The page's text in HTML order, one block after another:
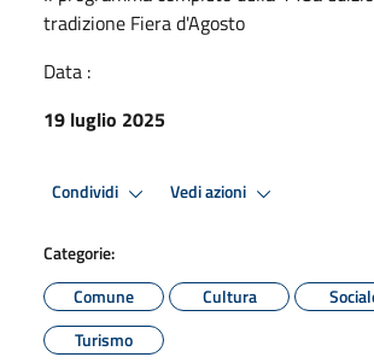
tradizione Fiera d'Agosto
Data :
19 luglio 2025
Condividi Vedi azioni
Categorie:
Comune
Cultura
Turismo